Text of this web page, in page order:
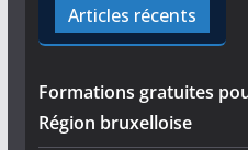
Articles récents
Formations gratuites
Région bruxelloise